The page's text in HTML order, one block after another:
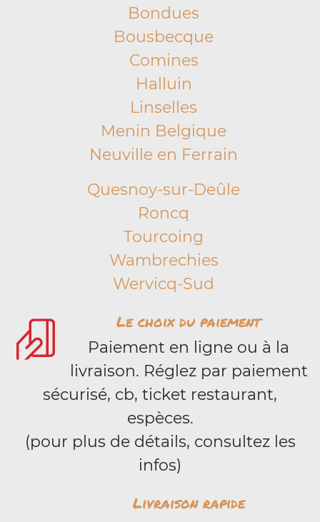
Bondues
Bousbecque
Comines
Halluin
Linselles
Menin Belgique
Neuville en Ferrain
Quesnoy-sur-Deûle
Roncq
Tourcoing
Wambrechies
Wervicq-Sud
Le choix du paiement
Paiement en ligne ou à la
livraison. Réglez par paiement
sécurisé, cb, ticket restaurant,
espèces.
(pour plus de détails, consultez les
infos)
Livraison rapide